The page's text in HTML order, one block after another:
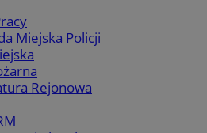
Miejska Policji
Rejonowa